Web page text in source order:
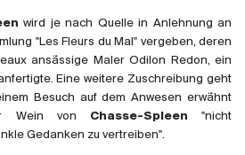
wird je nach Quelle in Anlehnung an
"Les Fleurs du Mal" vergeben, deren
ansässige Maler Odilon Redon, ein
Eine weitere Zuschreibung geht
Besuch auf dem Anwesen erwähnt
Wein von Chasse-Spleen "nicht
Gedanken zu vertreiben".